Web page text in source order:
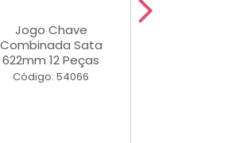
Jogo Chave
Combinada Sata
622mm 12 Peças
Código: 54066